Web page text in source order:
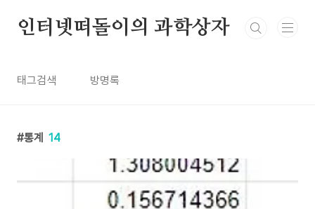
인터넷떠돌이의 과학상자
태그검색 방명록
통계 14